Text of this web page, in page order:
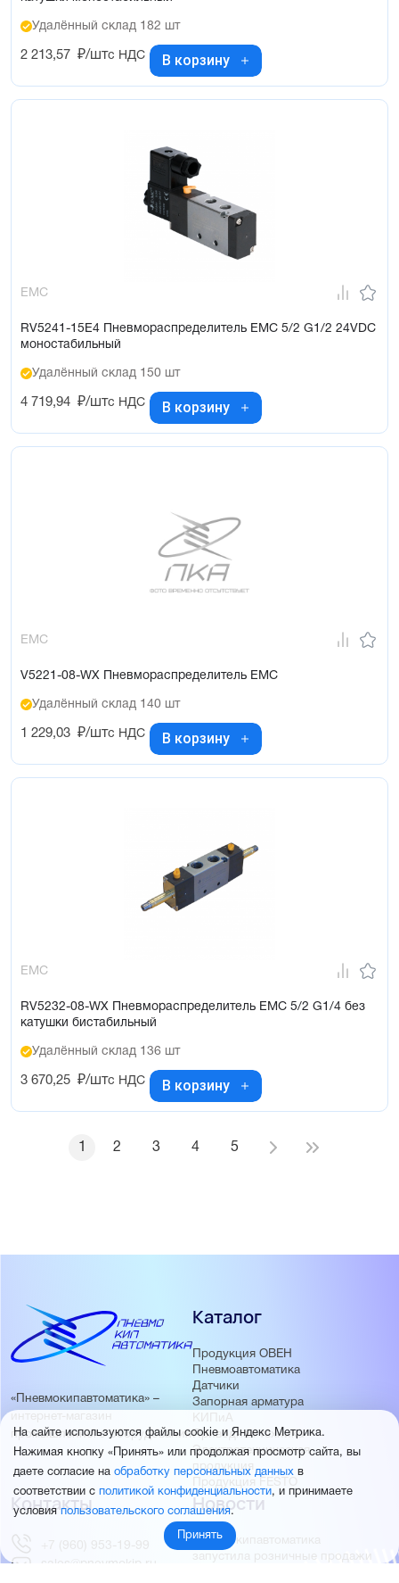
Удалённый склад 182 шт
2 213,57 ₽/штс НДС В корзину
EMC
RV5241-15E4 Пневмораспределитель EMC 5/2 G1/2 24VDC
моностабильный
Удалённый склад 150 шт
4 719,94 ₽/штс НДС В корзину
EMC
V5221-08-WX Пневмораспределитель EMC
Удалённый склад 140 шт
1 229,03 ₽/штс НДС В корзину
EMC
RV5232-08-WX Пневмораспределитель EMC 5/2 G1/4 без
катушки бистабильный
Удалённый склад 136 шт
3 670,25 ₽/штс НДС В корзину
1 2 3 4 5
«Пневмокипавтоматика» –
интернет-магазин
промышленного оборудования
Каталог
Продукция ОВЕН
Пневмоавтоматика
Датчики
Запорная арматура
КИПиА
Приводная техника
Электротехническая
продукция
Продукция FESTO
Новости
Пневмокипавтоматика
запустила розничные продажи
Контакты
+7 (960) 953-19-99
sales@pnevmokip.ru
На сайте используются файлы cookie и Яндекс Метрика.
Нажимая кнопку «Принять» или продолжая просмотр сайта, вы
даете согласие на обработку персональных данных в
соответствии с политикой конфиденциальности, и принимаете
условияпользовательского соглашения.
Принять